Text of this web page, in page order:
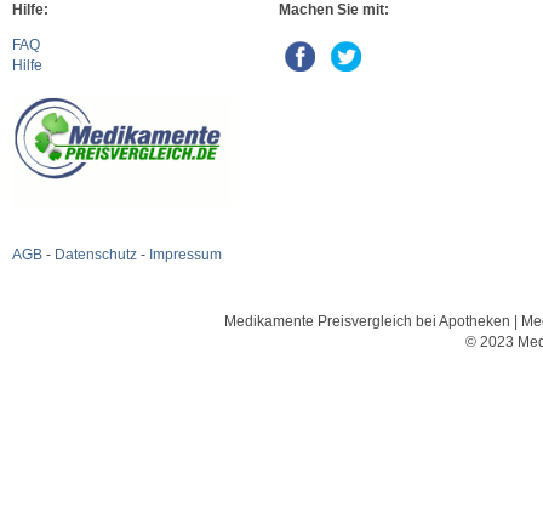
Hilfe:
FAQ
Hilfe
AGB - Datenschutz - Impressum
Machen Sie mit:
Medikamente Preisvergleich bei Apotheken |
© 2023